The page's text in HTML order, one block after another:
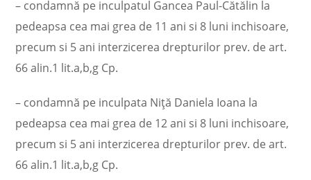
– condamnă pe inculpatul Gancea Paul-Cătălin la
pedeapsa cea mai grea de 11 ani si 8 luni inchisoare,
precum si 5 ani interzicerea drepturilor prev. de art.
66 alin.1 lit.a,b,g Cp.
– condamnă pe inculpata Niţă Daniela Ioana la
pedeapsa cea mai grea de 12 ani si 8 luni inchisoare,
precum si 5 ani interzicerea drepturilor prev. de art.
66 alin.1 lit.a,b,g Cp.